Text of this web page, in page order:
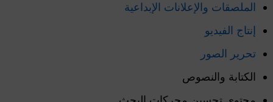
الملصقات والإعلانات الإبداعية
إنتاج الفيديو
تحرير الصور
الكتابة والنصوص